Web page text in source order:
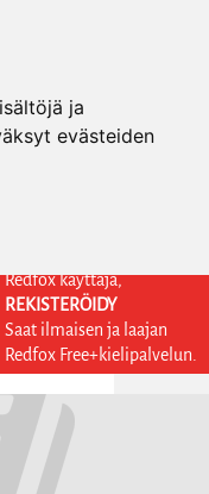
ja
evästeiden
SISÄÄN
Redfox käyttäjä,
REKISTERÖIDY
Saat ilmaisen ja laajan
Redfox Free+kielipalvelun.